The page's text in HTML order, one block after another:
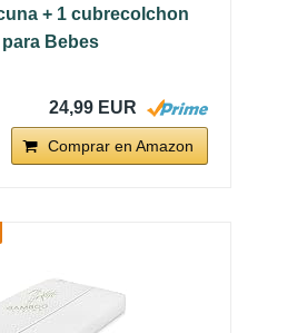
+ 1 cubrecolchon
Bebes
24,99 EUR
Comprar en Amazon